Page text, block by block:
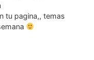
tu pagina,, temas